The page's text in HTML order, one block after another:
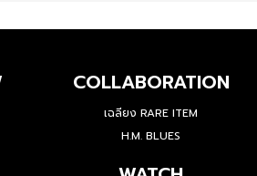
COLLABORATION
เฉลียง RARE ITEM
H.M. BLUES